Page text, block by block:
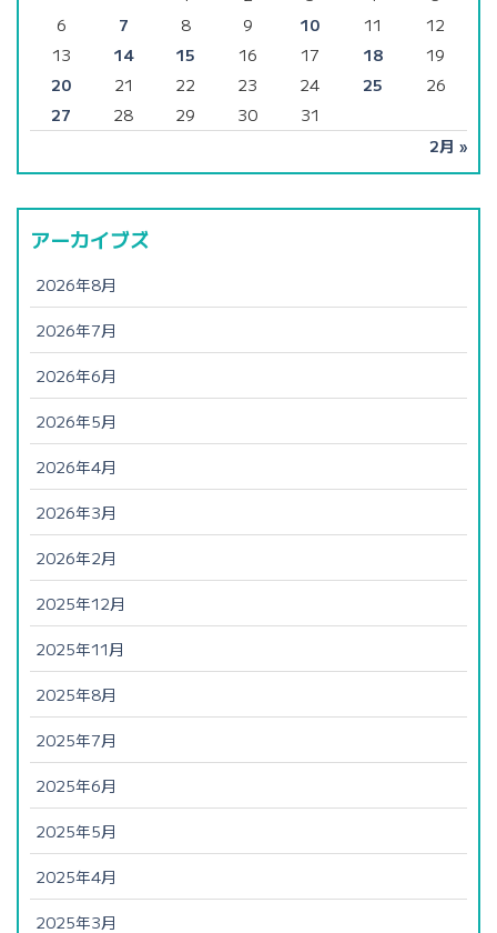
2月 »
6
7 8 9 10 11
12
13
14 15 16 17 18
19
20
21 22 23 24 25
26
27
28 29 30 31
アーカイブズ
2026年8月
2026年7月
2026年6月
2026年5月
2026年4月
2026年3月
2026年2月
2025年12月
2025年11月
2025年8月
2025年7月
2025年6月
2025年5月
2025年4月
2025年3月